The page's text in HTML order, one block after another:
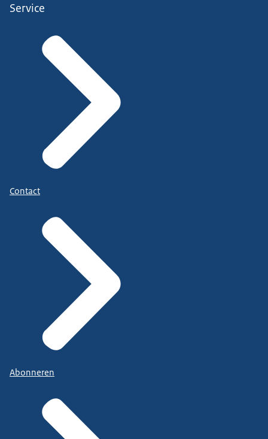
Service
Contact
Abonneren